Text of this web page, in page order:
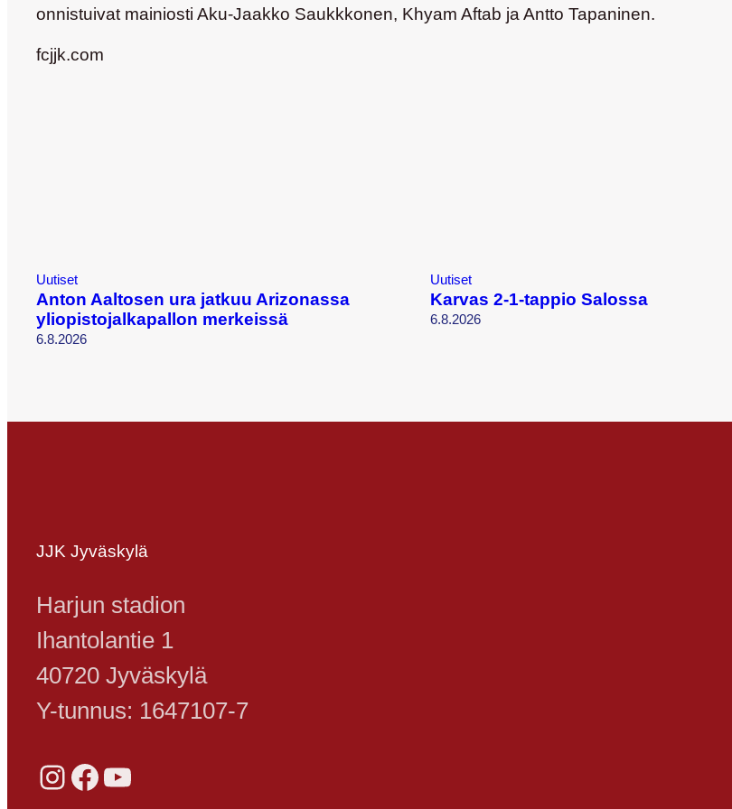
onnistuivat mainiosti Aku-Jaakko Saukkkonen, Khyam Aftab ja Antto Tapaninen.
fcjjk.com
Uutiset
Anton Aaltosen ura jatkuu Arizonassa
yliopistojalkapallon merkeissä
6.8.2026
Uutiset
Karvas 2-1-tappio Salossa
6.8.2026
JJK Jyväskylä
Harjun stadion
Ihantolantie 1
40720 Jyväskylä
Y-tunnus: 1647107-7
Instagram Facebook YouTube